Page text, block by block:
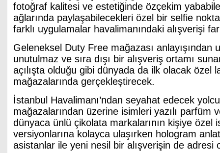
fotoğraf kalitesi ve estetiğinde özçekim
ağlarında paylaşabilecekleri özel bir selfie
farklı uygulamalar havalimanındaki alışverişi
Geleneksel Duty Free mağazası anlayışından
unutulmaz ve sıra dışı bir alışveriş ortamı
açılışta olduğu gibi dünyada da ilk olacak özel
mağazalarında gerçekleştirecek.
İstanbul Havalimanı’ndan seyahat edecek
mağazalarından üzerine isimleri yazılı parfüm
dünyaca ünlü çikolata markalarının kişiye özel
versiyonlarına kolayca ulaşırken hologram
asistanlar ile yeni nesil bir alışverişin de adresi